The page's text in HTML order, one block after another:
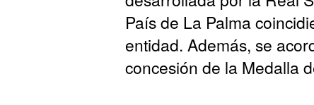
País de La Palma
entidad. Además, se
concesión de la Medalla